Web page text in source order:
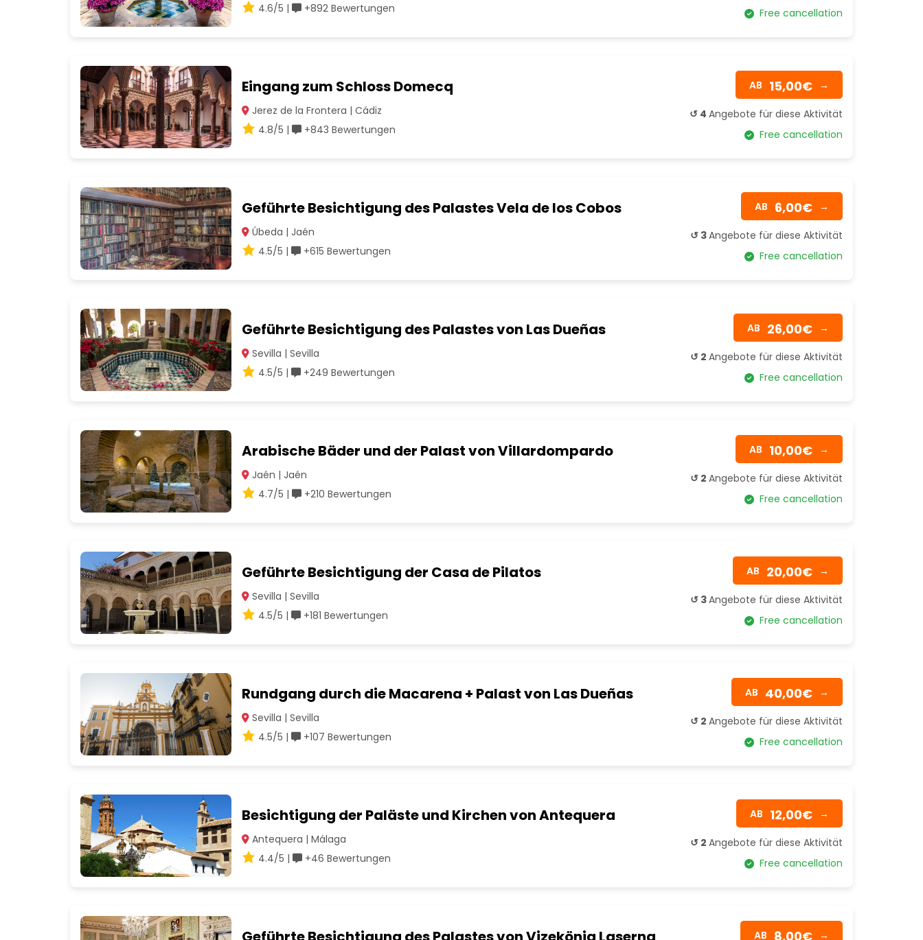
4.6/5 |
+892 Bewertungen
Free cancellation
Eingang zum Schloss Domecq
Jerez de la Frontera | Cádiz
4.8/5 |
+843 Bewertungen
AB 15,00€ →
↺ 4 Angebote für diese Aktivität
Free cancellation
Geführte Besichtigung des Palastes Vela de los Cobos
Úbeda | Jaén
4.5/5 |
+615 Bewertungen
AB 6,00€ →
↺ 3Angebote für diese Aktivität
Free cancellation
Geführte Besichtigung des Palastes von Las Dueñas
Sevilla | Sevilla
4.5/5 |
+249 Bewertungen
AB 26,00€ →
↺ 2 Angebote für diese Aktivität
Free cancellation
Arabische Bäder und der Palast von Villardompardo
Jaén | Jaén
4.7/5 |
+210 Bewertungen
AB 10,00€ →
↺ 2 Angebote für diese Aktivität
Free cancellation
Geführte Besichtigung der Casa de Pilatos
Sevilla | Sevilla
4.5/5 |
+181 Bewertungen
AB 20,00€ →
↺ 3Angebote für diese Aktivität
Free cancellation
Rundgang durch die Macarena + Palast von Las Dueñas
Sevilla | Sevilla
4.5/5 |
+107 Bewertungen
AB 40,00€ →
↺ 2 Angebote für diese Aktivität
Free cancellation
Besichtigung der Paläste und Kirchen von Antequera
Antequera | Málaga
4.4/5 |
+46 Bewertungen
AB 12,00€ →
↺ 2 Angebote für diese Aktivität
Free cancellation
AB 8,00€ →